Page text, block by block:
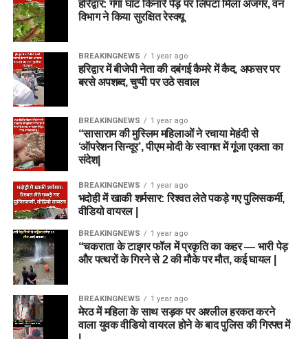
हरिद्वार: गंगा घाट किनारे पेड़ पर लिपटा मिला अजगर, वन
विभाग ने किया सुरक्षित रेस्क्यू
BREAKINGNEWS 1 year ago
हरिद्वार में बीजेपी नेता की दबंगई कैमरे में कैद, अफसर पर
बरसे अपशब्द, चुप्पी पर उठे सवाल
BREAKINGNEWS 1 year ago
“सासाराम की मुस्लिम महिलाओं ने रचाया मेहंदी से
‘ऑपरेशन सिन्दूर’, पीएम मोदी के स्वागत में गूंजा एकता का
संदेश|
BREAKINGNEWS 1 year ago
भदोही में खाकी शर्मसार: रिश्वत लेते पकड़े गए पुलिसकर्मी,
वीडियो वायरल |
BREAKINGNEWS 1 year ago
“चकराता के टाइगर फॉल में प्रकृति का कहर — भारी पेड़
और पत्थरों के गिरने से 2 की मौके पर मौत, कई घायल |
BREAKINGNEWS 1 year ago
मेरठ में महिला के साथ सड़क पर अश्लील हरकत करने
वाला युवक वीडियो वायरल होने के बाद पुलिस की गिरफ्त में